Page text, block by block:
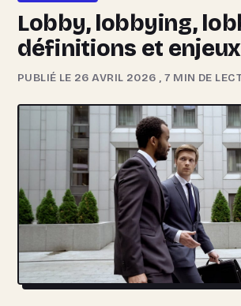
Lobby, lobbying,
définitions et enjeux
PUBLIÉ LE 26 AVRIL 2026 , 7 MIN DE